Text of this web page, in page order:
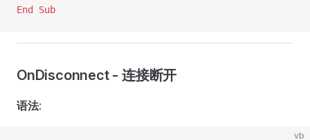
End Sub
OnDisconnect - 连接断开
语法:
vb